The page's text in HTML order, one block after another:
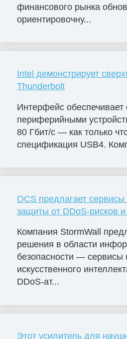
финансового рынка
ориентировочну...
Intel демонстрирует
Thunderbolt
Интерфейс
периферийными
80 Гбит/с — как только
спецификация USB4.
OCS предлагает
защиты от DDoS-рисков и
Компания StormWall
решения в области
безопасности — сервисы
искусственного
DDoS-ат...
Этот усилитель для